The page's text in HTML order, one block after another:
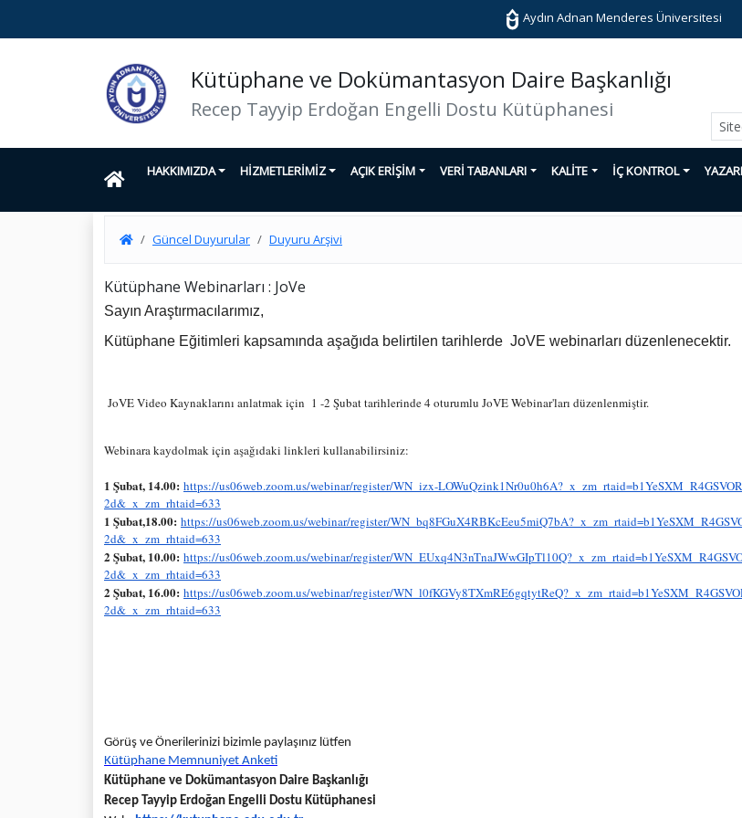
Aydın Adnan Menderes Üniversitesi
Kütüphane ve Dokümantasyon Daire Başkanlığı
Recep Tayyip Erdoğan Engelli Dostu Kütüphanesi
HAKKIMIZDA HİZMETLERİMİZ AÇIK ERİŞİM VERİ TABANLARI KALİTE İÇ KONTROL
Güncel Duyurular Duyuru Arşivi
Kütüphane Webinarları : JoVe
Sayın Araştırmacılarımız,
Kütüphane Eğitimleri kapsamında aşağıda belirtilen tarihlerde JoVE webinarları düzenlenecektir.
JoVE Video Kaynaklarını anlatmak için 1 -2 Şubat tarihlerinde 4 oturumlu JoVE Webinar'ları düzenlenmiştir.
Webinara kaydolmak için aşağıdaki linkleri kullanabilirsiniz:
1 Şubat, 14.00: https://us06web.zoom.us/webinar/register/WN_izx-LOWuQzink1Nr0u0h6A?_x_zm_
2d&_x_zm_rhtaid=633
1 Şubat,18.00: https://us06web.zoom.us/webinar/register/WN_ bq8FGuX4RBKcEeu5miQ7bA?_x_zm_
2d&_x_zm_rhtaid=633
2 Şubat, 10.00: https://us06web.zoom.us/webinar/register/WN_ EUxq4N3nTnaJWwGIpTl10Q?_x_zm_
2d&_x_zm_rhtaid=633
2 Şubat, 16.00: https://us06web.zoom.us/webinar/register/WN_ l0fKGVy8TXmRE6gqtytReQ?_x_zm_
2d&_x_zm_rhtaid=633
Görüş ve Önerilerinizi bizimle paylaşınız lütfen
Kütüphane Memnuniyet Anketi
Kütüphane ve Dokümantasyon Daire Başkanlığı
Recep Tayyip Erdoğan Engelli Dostu Kütüphanesi